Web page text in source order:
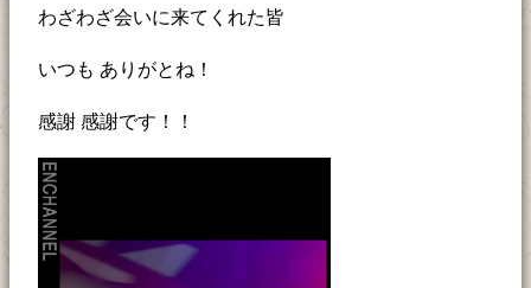
わざわざ会いに来てくれた皆
いつも ありがとね！
感謝 感謝です！！